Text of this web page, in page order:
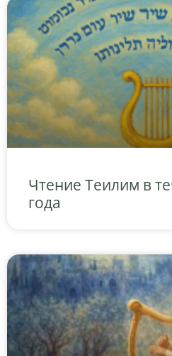
Чтение Теилим в
года